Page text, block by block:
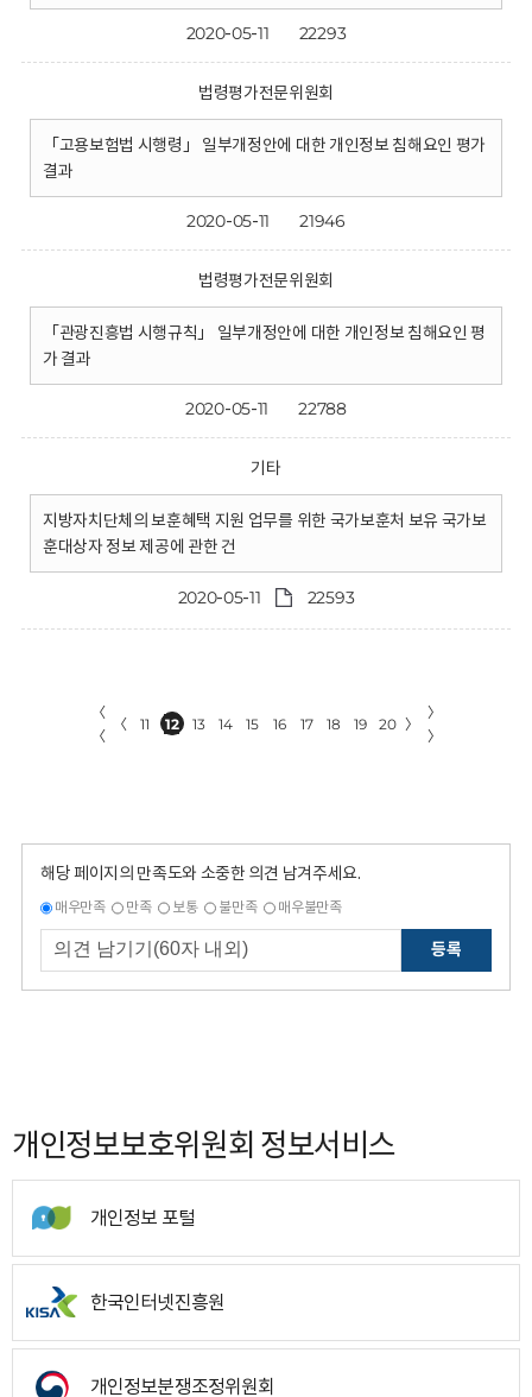
2020-05-11 22293
법령평가전문위원회
「고용보험법 시행령」 일부개정안에 대한 개인정보 침해요인 평가
결과
2020-05-11 21946
법령평가전문위원회
「관광진흥법 시행규칙」 일부개정안에 대한 개인정보 침해요인 평
가 결과
2020-05-11 22788
기타
지방자치단체의 보훈혜택 지원 업무를 위한 국가보훈처 보유 국가보
훈대상자 정보 제공에 관한 건
2020-05-11 22593
〈
〈
〈 11 12 13 14 15 16 17 18 19 20 〉
〉
〉
해당 페이지의 만족도와 소중한 의견 남겨주세요.
매우만족 만족 보통 불만족 매우불만족
등록
개인정보보호위원회 정보서비스
개인정보 포털
한국인터넷진흥원
개인정보분쟁조정위원회